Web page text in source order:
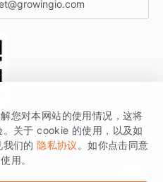
长的品牌，核心平台为 GrowingIO
云。
您对本网站的使用情况，这将
关于 cookie 的使用，以及如
们的 隐私协议 。如你点击同意
用。